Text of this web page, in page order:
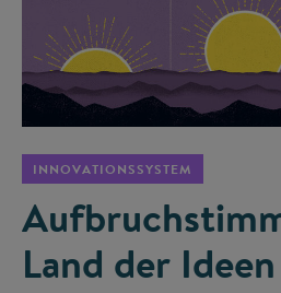
INNOVATIONSSYSTEM
Land der Ideen